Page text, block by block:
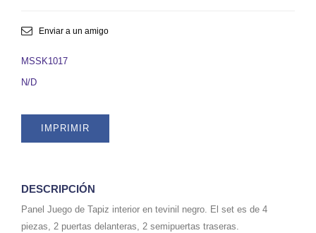
4
NEGRO,
SKU
quantity
Enviar a un amigo
MSSK1017
N/D
IMPRIMIR
DESCRIPCIÓN
Panel Juego de Tapiz interior en tevinil negro. El set es de 4
piezas, 2 puertas delanteras, 2 semipuertas traseras.